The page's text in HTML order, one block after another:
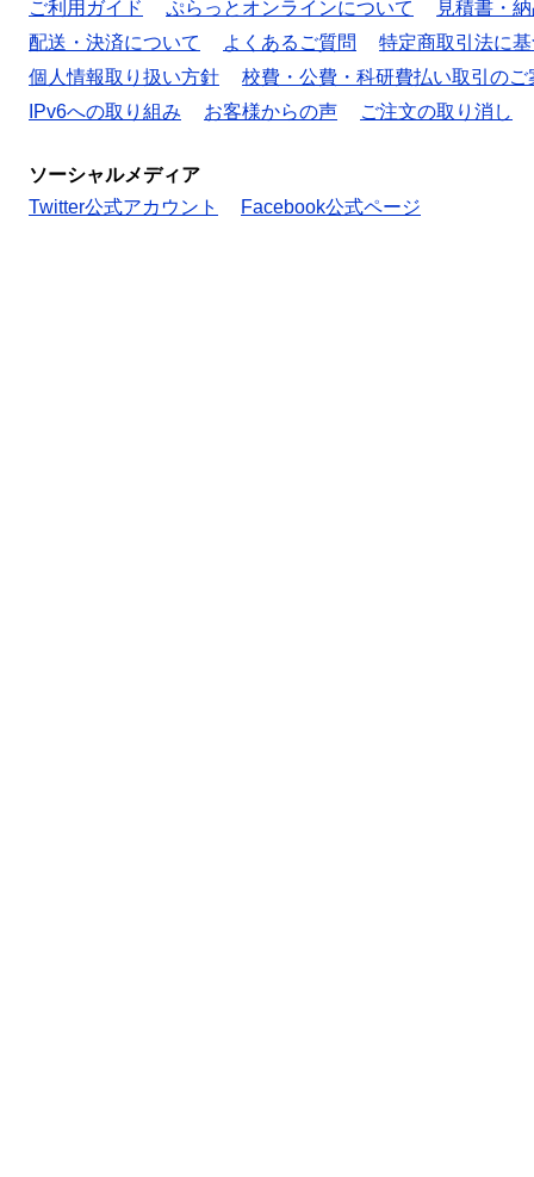
ご利用ガイド ぷらっとオンラインについて
見積書・
配送・決済について
よくあるご質問
特定商取引法に
個人情報取り扱い方針
校費・公費・科研費払い取引のご
IPv6への取り組み
お客様からの声 ご注文の取り消し
ソーシャルメディア
Twitter公式アカウント
Facebook公式ページ